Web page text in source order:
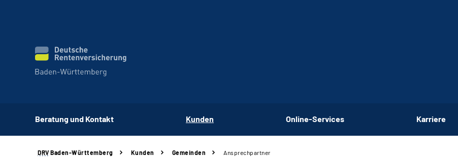
Beratung und Kontakt Kunden Online-Services Karriere
DRV Baden-Württemberg Kunden Gemeinden Ansprechpartner